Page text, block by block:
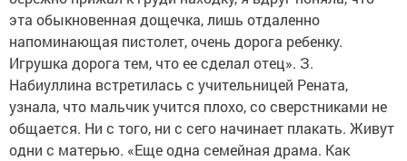
эта обыкновенная дощечка, лишь отдаленно
напоминающая пистолет, очень дорога ребенку.
Игрушка дорога тем, что ее сделал отец». З.
Набиуллина встретилась с учительницей Рената,
узнала, что мальчик учится плохо, со сверстниками не
общается. Ни с того, ни с сего начинает плакать. Живут
одни с матерью. «Еще одна семейная драма. Как